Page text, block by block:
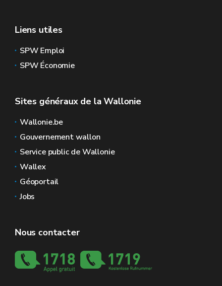
Liens utiles
SPW Emploi
SPW Économie
Sites généraux de la Wallonie
Wallonie.be
Gouvernement wallon
Service public de Wallonie
Wallex
Géoportail
Jobs
Nous contacter